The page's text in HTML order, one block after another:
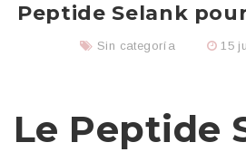
Peptide Selank
Sin categoría 15
Le Peptide